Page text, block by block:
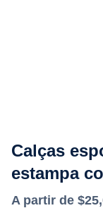
Calças
estampa
A partir de